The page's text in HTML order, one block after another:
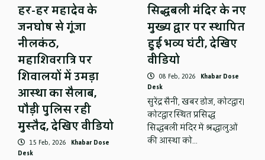
हर-हर महादेव के
जनघोष से गूंजा
नीलकंठ,
महाशिवरात्रि पर
शिवालयों में उमड़ा
आस्था का सैलाब,
पौड़ी पुलिस रही
मुस्तैद, देखिए वीडियो
15 Feb, 2026 Khabar Dose
Desk
सिद्धबली मंदिर के नए
मुख्य द्वार पर स्थापित
हुई भव्य घंटी, देखिए
वीडियो
08 Feb, 2026 Khabar Dose
Desk
सुरेंद्र सैनी, खबर डोज, कोटद्वार।
कोटद्वार स्थित प्रसिद्ध
सिद्धबली मंदिर में श्रद्धालुओं
की आस्था को…